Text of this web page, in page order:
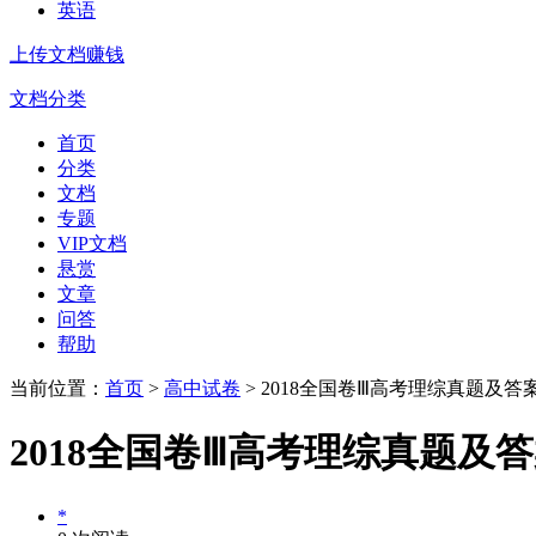
英语
上传文档赚钱
文档分类
首页
分类
文档
专题
VIP文档
悬赏
文章
问答
帮助
当前位置： 首页 > 高中试卷 > 2018全国卷Ⅲ高考理综真题及答
2018全国卷Ⅲ高考理综真题及
*